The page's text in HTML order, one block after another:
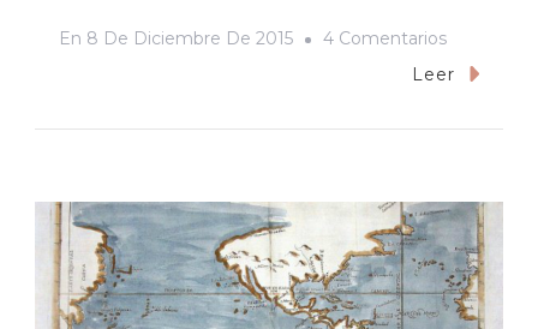
En 8 De Diciembre De 2015 4 ComentariosEn
«No
Tampoco
De
La
CNTE.
Leer